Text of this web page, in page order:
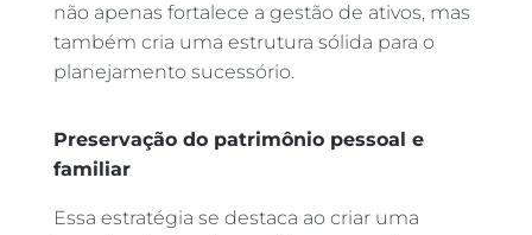
não apenas fortalece a gestão de ativos, mas
também cria uma estrutura sólida para o
planejamento sucessório.
Preservação do patrimônio pessoal e
familiar
Essa estratégia se destaca ao criar uma